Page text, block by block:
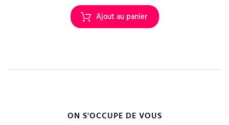
ON S'OCCUPE DE VOUS